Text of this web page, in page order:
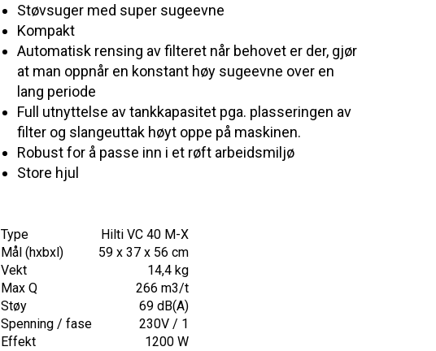
Støvsuger med super sugeevne
Kompakt
Automatisk rensing av filteret når behovet er der, gjør
at man oppnår en konstant høy sugeevne over en
lang periode
Full utnyttelse av tankkapasitet pga. plasseringen av
filter og slangeuttak høyt oppe på maskinen.
Robust for å passe inn i et røft arbeidsmiljø
Store hjul
Type
Hilti VC 40 M-X
Mål (hxbxl)
59 x 37 x 56 cm
Vekt
14,4 kg
Max Q
266 m3/t
Støy
69 dB(A)
Spenning / fase
230V / 1
Effekt
1200 W